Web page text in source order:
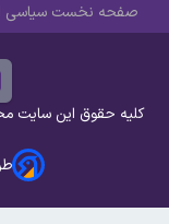
صفحه نخست سیاسی
کلیه حقوق این سایت